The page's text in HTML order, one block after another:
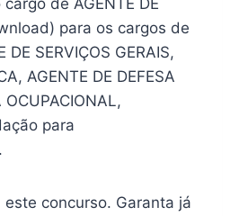
para os cargos de
DE SERVIÇOS GERAIS,
AGENTE DE DEFESA
OCUPACIONAL,
para
concurso. Garanta já